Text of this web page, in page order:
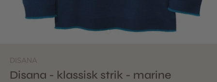
DISANA
Disana - klassisk strik - marine